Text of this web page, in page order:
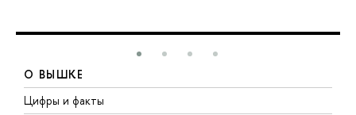
О ВЫШКЕ
Цифры и факты